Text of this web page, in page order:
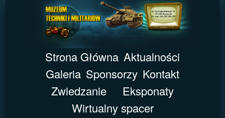
Strona Główna Aktualności
Galeria Sponsorzy Kontakt
Zwiedzanie
Eksponaty
Wirtualny spacer